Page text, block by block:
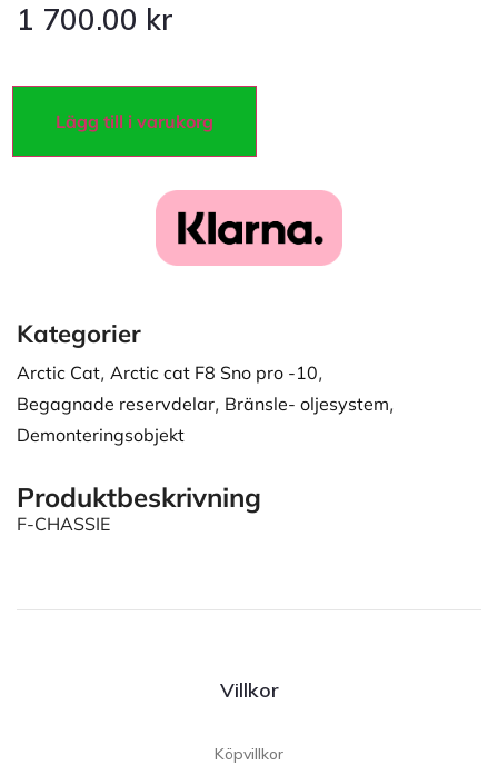
1 700.00 kr
Lägg till i varukorg
Kategorier
Arctic Cat, Arctic cat F8 Sno pro -10,
Begagnade reservdelar, Bränsle- oljesystem,
Demonteringsobjekt
Produktbeskrivning
F-CHASSIE
Villkor
Köpvillkor